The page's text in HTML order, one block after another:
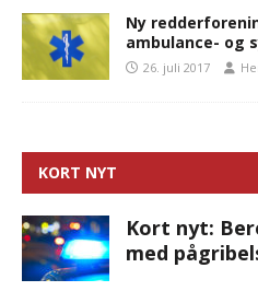
Ny
ambulance- og
26. juli 2017
KORT NYT
Kort nyt:
med